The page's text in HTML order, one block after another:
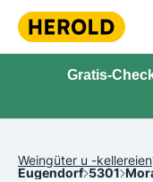
Gratis-
Weingüter u -kellereien
Eugendorf 5301